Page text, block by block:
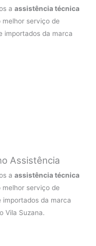
aassistência técnica
serviço de
importados da marca
Assistência
aassistência técnica
serviço de
importados da marca
Vila Suzana.